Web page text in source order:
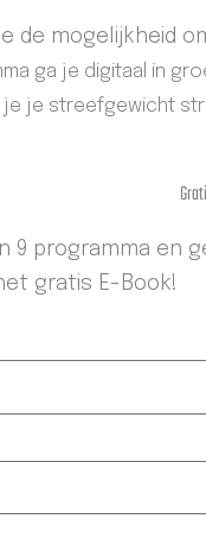
de mogelijkheid
ga je digitaal in
je streefgewicht
9 programma en
gratis E-Book!